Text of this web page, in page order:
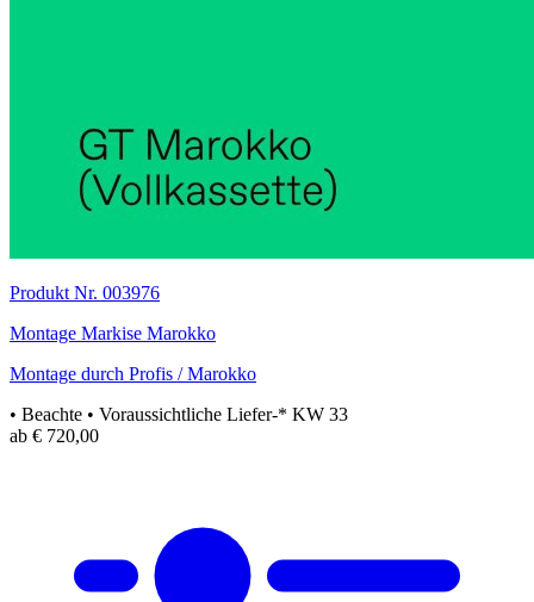
Produkt Nr. 003976
Montage Markise Marokko
Montage durch Profis / Marokko
• Beachte • Voraussichtliche Liefer-* KW 33
ab € 720,00